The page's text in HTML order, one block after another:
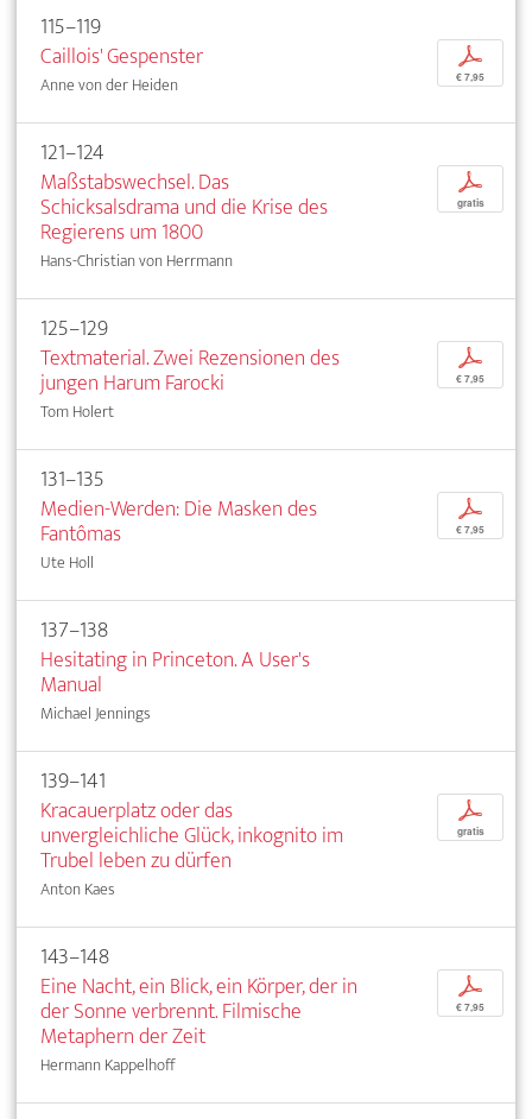
115–119
Caillois' Gespenster
Anne von der Heiden
p
€ 7,95
121–124
Maßstabswechsel. Das
Schicksalsdrama und die Krise des
Regierens um 1800
Hans-Christian von Herrmann
p
gratis
125–129
Textmaterial. Zwei Rezensionen des
jungen Harum Farocki
Tom Holert
p
€ 7,95
131–135
Medien-Werden: Die Masken des
Fantômas
Ute Holl
p
€ 7,95
137–138
Hesitating in Princeton. A User's
Manual
Michael Jennings
139–141
Kracauerplatz oder das
unvergleichliche Glück, inkognito im
Trubel leben zu dürfen
Anton Kaes
p
gratis
143–148
Eine Nacht, ein Blick, ein Körper, der in
der Sonne verbrennt. Filmische
Metaphern der Zeit
Hermann Kappelhoff
p
€ 7,95